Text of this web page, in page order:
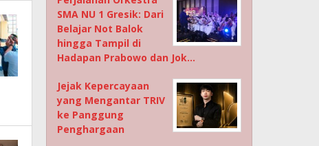
SMA NU 1 Gresik: Dari
Belajar Not Balok
hingga Tampil di
Hadapan Prabowo dan Jok…
Jejak Kepercayaan
yang Mengantar TRIV
ke Panggung
Penghargaan